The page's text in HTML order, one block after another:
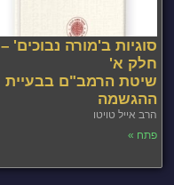
סוגיות ב'מורה נבוכים' –
חלק א'
שיטת הרמב"ם בבעיית
ההגשמה
הרב אייל טויטו
פתח »